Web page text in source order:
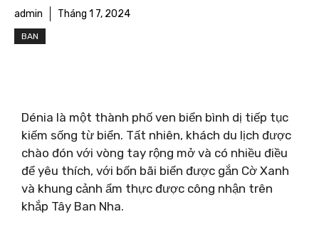
admin Tháng 1 7, 2024
BAN
Dénia là một thành phố ven biển bình dị tiếp tục
kiếm sống từ biển. Tất nhiên, khách du lịch được
chào đón với vòng tay rộng mở và có nhiều điều
để yêu thích, với bốn bãi biển được gắn Cờ Xanh
và khung cảnh ẩm thực được công nhận trên
khắp Tây Ban Nha.